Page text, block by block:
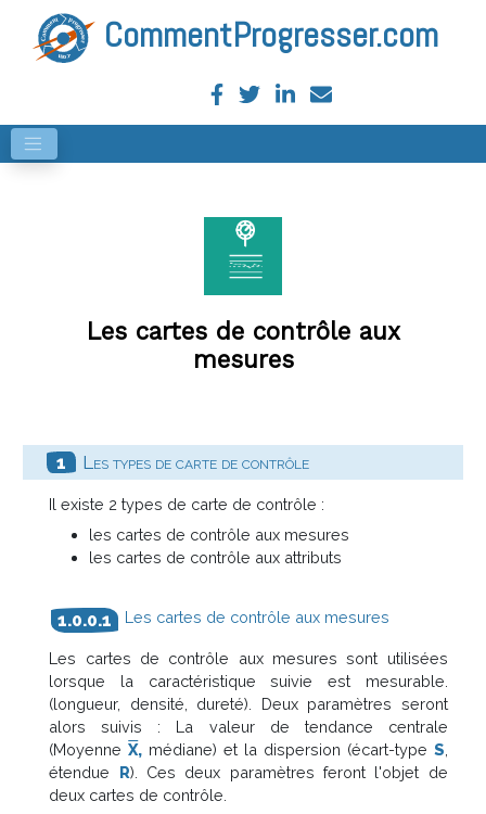
CommentProgresser.com
Les cartes de contrôle aux
mesures
Les types de carte de contrôle
Il existe 2 types de carte de contrôle :
les cartes de contrôle aux mesures
les cartes de contrôle aux attributs
Les cartes de contrôle aux mesures
Les cartes de contrôle aux mesures sont utilisées
lorsque la caractéristique suivie est mesurable.
(longueur, densité, dureté). Deux paramètres seront
alors suivis : La valeur de tendance centrale
(MoyenneX, médiane) et la dispersion (écart-type S,
étendue
R). Ces deux paramètres feront l'objet de
deux cartes de contrôle.